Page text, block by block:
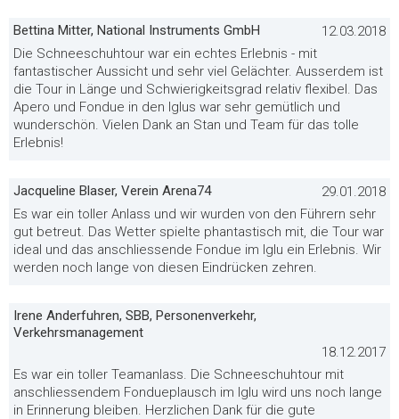
Bettina Mitter, National Instruments GmbH
12.03.2018
Die Schneeschuhtour war ein echtes Erlebnis - mit
fantastischer Aussicht und sehr viel Gelächter. Ausserdem ist
die Tour in Länge und Schwierigkeitsgrad relativ flexibel. Das
Apero und Fondue in den Iglus war sehr gemütlich und
wunderschön. Vielen Dank an Stan und Team für das tolle
Erlebnis!
Jacqueline Blaser, Verein Arena74
29.01.2018
Es war ein toller Anlass und wir wurden von den Führern sehr
gut betreut. Das Wetter spielte phantastisch mit, die Tour war
ideal und das anschliessende Fondue im Iglu ein Erlebnis. Wir
werden noch lange von diesen Eindrücken zehren.
Irene Anderfuhren, SBB, Personenverkehr,
Verkehrsmanagement
18.12.2017
Es war ein toller Teamanlass. Die Schneeschuhtour mit
anschliessendem Fondueplausch im Iglu wird uns noch lange
in Erinnerung bleiben. Herzlichen Dank für die gute